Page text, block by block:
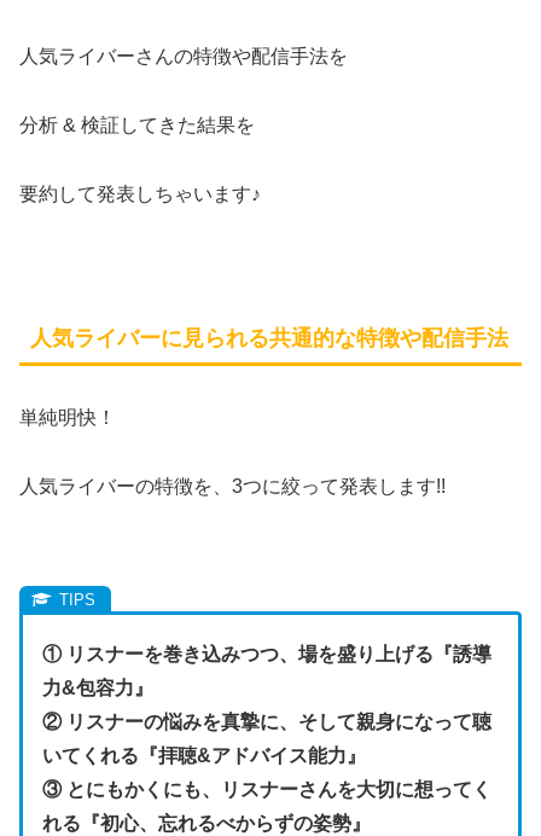
人気ライバーさんの特徴や配信手法を
分析 & 検証してきた結果を
要約して発表しちゃいます♪
人気ライバーに見られる共通的な特徴や配信手法
単純明快！
人気ライバーの特徴を、3つに絞って発表します!!
① リスナーを巻き込みつつ、場を盛り上げる『誘導
力&包容力』
② リスナーの悩みを真摯に、そして親身になって聴
いてくれる『拝聴&アドバイス能力』
③ とにもかくにも、リスナーさんを大切に想ってく
れる『初心、忘れるべからずの姿勢』